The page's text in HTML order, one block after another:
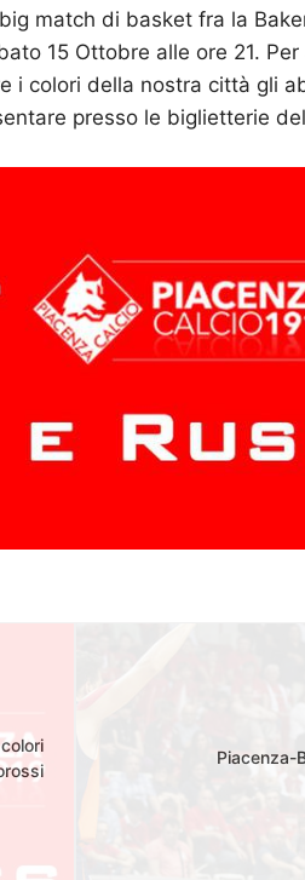
match di basket fra la
15 Ottobre alle ore 21.
i colori della nostra città gli
presso le biglietterie
Piacenza-